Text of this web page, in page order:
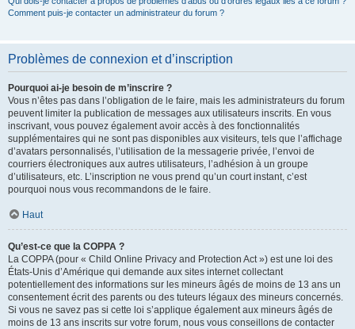
Comment puis-je contacter un administrateur du forum ?
Problèmes de connexion et d’inscription
Pourquoi ai-je besoin de m’inscrire ?
Vous n’êtes pas dans l’obligation de le faire, mais les administrateurs du forum
peuvent limiter la publication de messages aux utilisateurs inscrits. En vous
inscrivant, vous pouvez également avoir accès à des fonctionnalités
supplémentaires qui ne sont pas disponibles aux visiteurs, tels que l’affichage
d’avatars personnalisés, l’utilisation de la messagerie privée, l’envoi de
courriers électroniques aux autres utilisateurs, l’adhésion à un groupe
d’utilisateurs, etc. L’inscription ne vous prend qu’un court instant, c’est
pourquoi nous vous recommandons de le faire.
Haut
Qu’est-ce que la COPPA ?
La COPPA (pour « Child Online Privacy and Protection Act ») est une loi des
États-Unis d’Amérique qui demande aux sites internet collectant
potentiellement des informations sur les mineurs âgés de moins de 13 ans un
consentement écrit des parents ou des tuteurs légaux des mineurs concernés.
Si vous ne savez pas si cette loi s’applique également aux mineurs âgés de
moins de 13 ans inscrits sur votre forum, nous vous conseillons de contacter